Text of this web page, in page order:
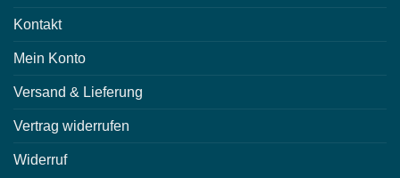
Kontakt
Mein Konto
Versand & Lieferung
Vertrag widerrufen
Widerruf